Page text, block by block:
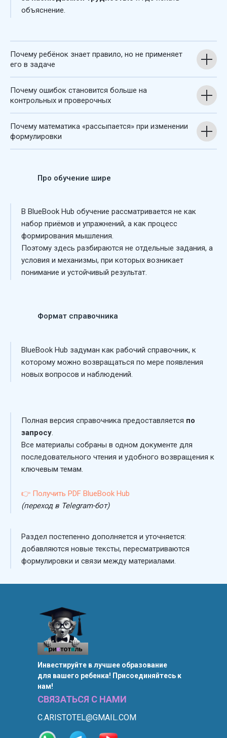
объяснение.
Почему ребёнок знает правило, но не применяет
его в задаче
Почему ошибок становится больше на
контрольных и проверочных
Почему математика «рассыпается» при изменении
формулировки
Про обучение шире
В BlueBook Hub обучение рассматривается не как
набор приёмов и упражнений, а как процесс
формирования мышления.
Поэтому здесь разбираются не отдельные задания, а
условия и механизмы, при которых возникает
понимание и устойчивый результат.
Формат справочника
BlueBook Hub задуман как рабочий справочник, к
которому можно возвращаться по мере появления
новых вопросов и наблюдений.
Полная версия справочника предоставляется по
запросу.
Все материалы собраны в одном документе для
последовательного чтения и удобного возвращения к
ключевым темам.
👉 Получить PDF BlueBook Hub
(переход в Telegram-бот)
Раздел постепенно дополняется и уточняется:
добавляются новые тексты, пересматриваются
формулировки и связи между материалами.
СВЯЗАТЬСЯ С НАМИ
C.ARISTOTEL@GMAIL.COM
Инвестируйте в лучшее образование
для вашего ребенка! Присоединяйтесь к
нам!